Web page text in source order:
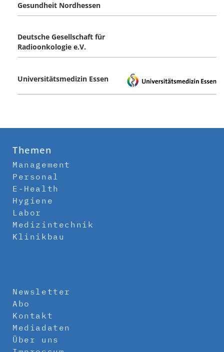
Gesundheit Nordhessen
Deutsche Gesellschaft für
Radioonkologie e.V.
Universitätsmedizin Essen
Themen
Management
Personal
E-Health
Hygiene
Labor
Medizintechnik
Klinikbau
Newsletter
Abo
Kontakt
Mediadaten
Über uns